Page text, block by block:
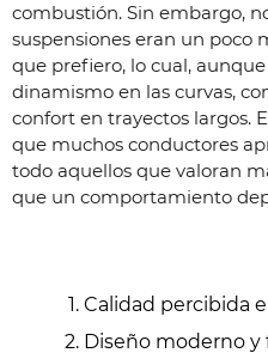
combustión. Sin embargo,
suspensiones eran un poco
que prefiero, lo cual,
dinamismo en las curvas,
confort en trayectos largos.
que muchos conductores
todo aquellos que valoran
que un comportamiento
Calidad percibida
Diseño moderno y